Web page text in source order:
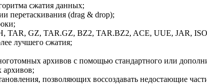
сжатия данных;
перетаскивания (drag & drop);
TAR, GZ, TAR.GZ, BZ2, TAR.BZ2, ACE, UUE, JAR,
лучшего сжатия;
архивов с помощью стандартного или
архивов;
позволяющих воссоздавать недостающие